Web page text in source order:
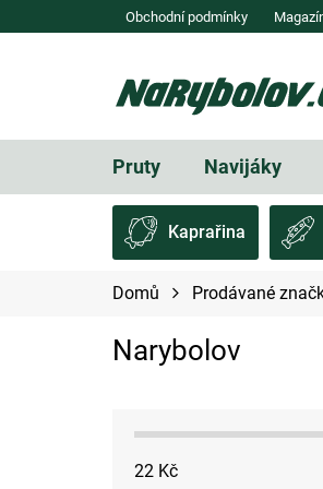
na
Obchodní podmínky
Pruty Navijáky
Kaprařina
Domů Prodávané
Narybolov
22 Kč